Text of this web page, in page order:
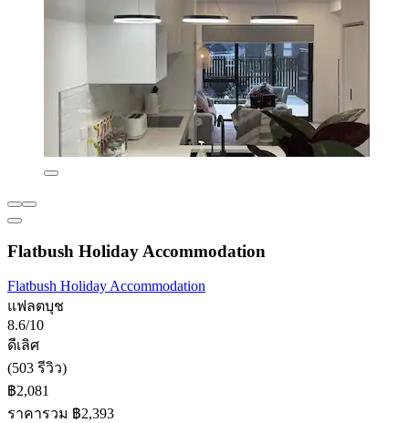
Flatbush Holiday Accommodation
Flatbush Holiday Accommodation
แฟลตบุช
8.6/10
ดีเลิศ
(503 รีวิว)
฿2,081
ราคารวม ฿2,393